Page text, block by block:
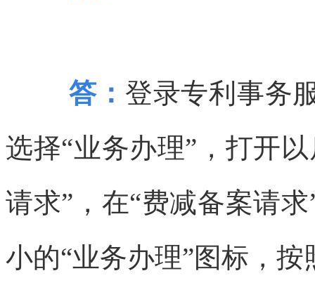
答： 登录专利事务
选择“业务办理”，打开
请求”，在“费减备案请
小的“业务办理”图标，